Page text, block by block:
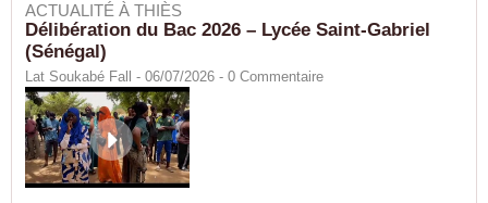
ACTUALITÉ À THIÈS
Délibération du Bac 2026 – Lycée Saint-Gabriel
(Sénégal)
Lat Soukabé Fall - 06/07/2026 - 0 Commentaire